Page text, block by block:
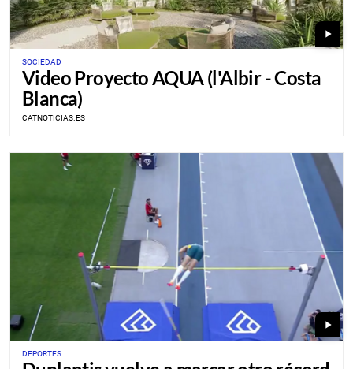
play_arrow
SOCIEDAD
Video Proyecto AQUA (l'Albir - Costa
Blanca)
CATNOTICIAS.ES
play_arrow
DEPORTES